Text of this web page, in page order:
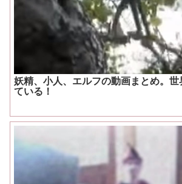
妖精、小人、エルフの動画まとめ。
ている！